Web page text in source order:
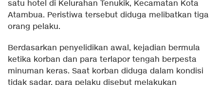
satu hotel di Kelurahan Tenukik, Kecamatan Kota
Atambua. Peristiwa tersebut diduga melibatkan tiga
orang pelaku.
Berdasarkan penyelidikan awal, kejadian bermula
ketika korban dan para terlapor tengah berpesta
minuman keras. Saat korban diduga dalam kondisi